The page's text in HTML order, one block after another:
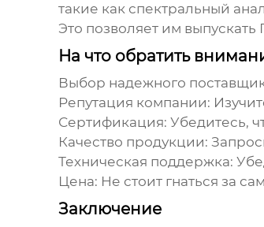
такие как спектральный
Это позволяет им выпускать
На что обратить
Выбор надежного
Репутация компании:
Сертификация: Убедитесь,
Качество продукции:
Техническая поддержка:
Цена: Не стоит гнаться за
Заключение